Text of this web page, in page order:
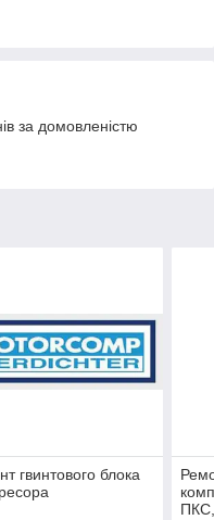
за домовленістю
гвинтового блока